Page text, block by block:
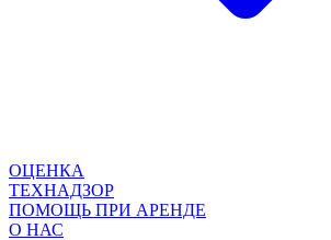
ОЦЕНКА
ТЕХНАДЗОР
ПОМОЩЬ ПРИ АРЕНДЕ
О НАС